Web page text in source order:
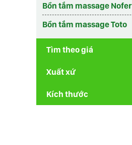
Bồn tắm massage Nofer
Bồn tắm massage Toto
Tìm theo giá
Xuất xứ
Kích thước